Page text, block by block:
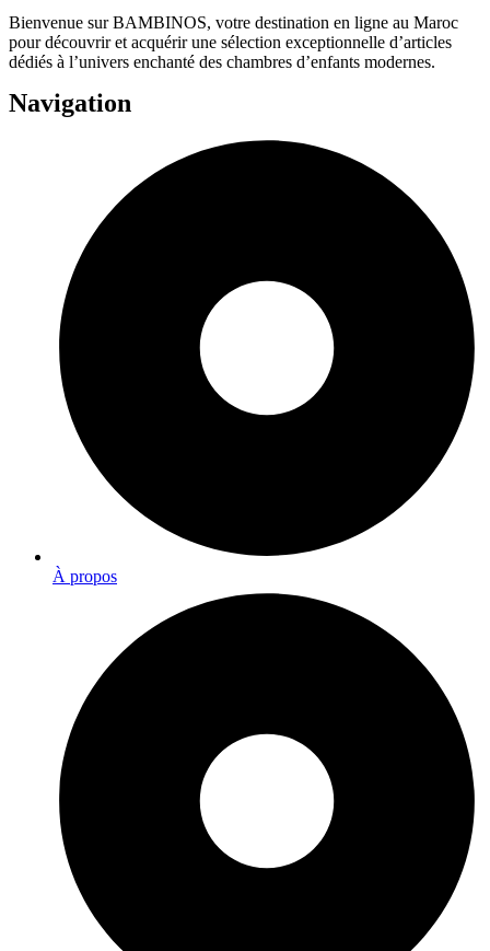
Bienvenue sur BAMBINOS, votre destination en ligne au Maroc
pour découvrir et acquérir une sélection exceptionnelle d’articles
dédiés à l’univers enchanté des chambres d’enfants modernes.
Navigation
À propos